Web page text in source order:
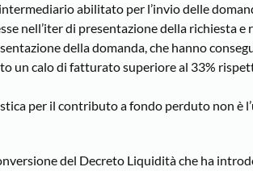
abilitato per l’invio delle
nell’iter di presentazione della richiesta e
della domanda, che hanno
un calo di fatturato superiore al 33%
per il contributo a fondo perduto non è
del Decreto Liquidità che ha